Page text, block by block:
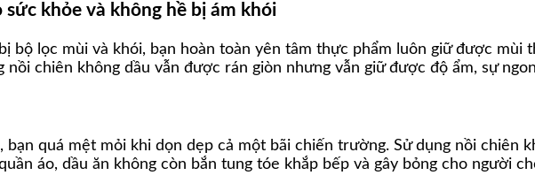
khỏe và không hề bị ám khói
bộ lọc mùi và khói, bạn hoàn toàn yên tâm thực phẩm luôn giữ được mùi
nồi chiên không dầu vẫn được rán giòn nhưng vẫn giữ được độ ẩm, sự
quá mệt mỏi khi dọn dẹp cả một bãi chiến trường. Sử dụng nồi chiên
áo, dầu ăn không còn bắn tung tóe khắp bếp và gây bỏng cho người